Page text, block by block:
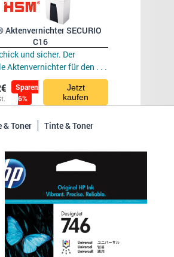
Aktenvernichter SECURIO
C16
und sicher. Der
Aktenvernichter für den . . .
Sparen
6%
Jetzt
kaufen
& Toner Tinte & Toner